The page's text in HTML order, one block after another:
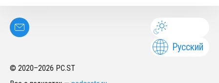
Русский
© 2020–2026 PC.ST